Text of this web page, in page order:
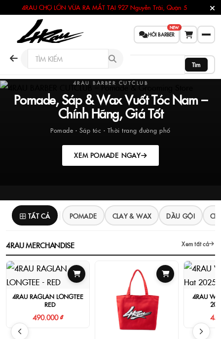
4RAU CHỢ LỚN VỪA RA MẮT TẠI 927 Nguyễn Trãi, Quận 5
HỎI BARBER
NEW
Tìm
4RAU BARBER CUTCLUB
Pomade, Sáp & Wax Vuốt Tóc Nam –
Chính Hãng, Giá Tốt
Pomade · Sáp tóc · Thời trang đường phố
XEM POMADE NGAY
TẤT CẢ POMADE CLAY & WAX DẦU GỘI
4RAU MERCHANDISE Xem tất cả
4RAU RAGLAN LONGTEE
- RED
490.000 ₫
4RAU